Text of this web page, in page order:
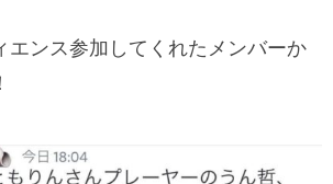
エンス参加してくれたメンバーか